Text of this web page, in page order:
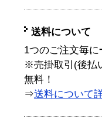
送料について
1つのご注文毎に
※売掛取引(後払
無料！
⇒送料について